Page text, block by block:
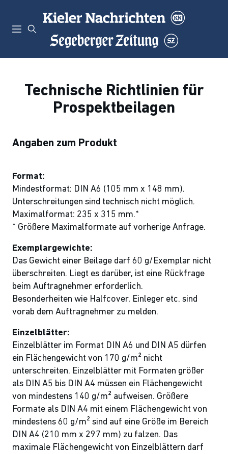
Technische Richtlinien für
Prospektbeilagen
Angaben zum Produkt
Format:
Mindestformat: DIN A6 (105 mm x 148 mm).
Unterschreitungen sind technisch nicht möglich.
Maximalformat: 235 x 315 mm.*
* Größere Maximalformate auf vorherige Anfrage.
Exemplargewichte:
Das Gewicht einer Beilage darf 60 g/Exemplar nicht
überschreiten. Liegt es darüber, ist eine Rückfrage
beim Auftragnehmer erforderlich.
Besonderheiten wie Halfcover, Einleger etc. sind
vorab dem Auftragnehmer zu melden.
Einzelblätter:
Einzelblätter im Format DIN A6 und DIN A5 dürfen
ein Flächengewicht von 170 g/m² nicht
unterschreiten. Einzelblätter mit Formaten größer
als DIN A5 bis DIN A4 müssen ein Flächengewicht
von mindestens 140 g/m² aufweisen. Größere
Formate als DIN A4 mit einem Flächengewicht von
mindestens 60 g/m² sind auf eine Größe im Bereich
DIN A4 (210 mm x 297 mm) zu falzen. Das
maximale Flächengewicht von Einzelblättern darf